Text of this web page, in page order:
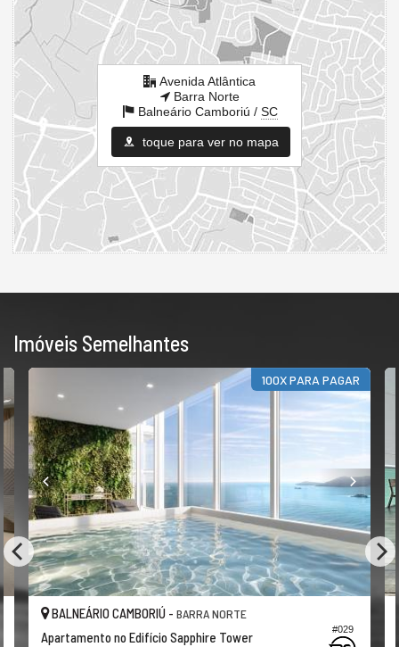
Avenida Atlântica
Barra Norte
Balneário Camboriú / SC
toque para ver no mapa
Imóveis Semelhantes
100X PARA PAGAR
#029
BALNEÁRIO CAMBORIÚ - BARRA NORTE
Apartamento no Edifício Sapphire Tower